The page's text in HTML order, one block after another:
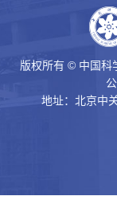
版权所有 © 中国
地址：北京中